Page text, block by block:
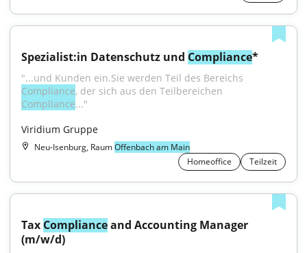
Spezialist:in Datenschutz und Compliance*
Compliance
Compliance..."
Viridium Gruppe
Neu-Isenburg, RaumOffenbach am Main
Homeoffice
Teilzeit
Tax Compliance and Accounting Manager
(m/w/d)